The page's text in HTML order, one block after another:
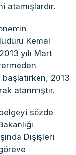
atamışlardır.
Kemal
yılı Mart
2013
atanmıştır.
sözde
Dışişleri